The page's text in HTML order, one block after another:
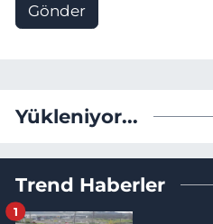
Gönder
Yükleniyor...
Trend Haberler
1